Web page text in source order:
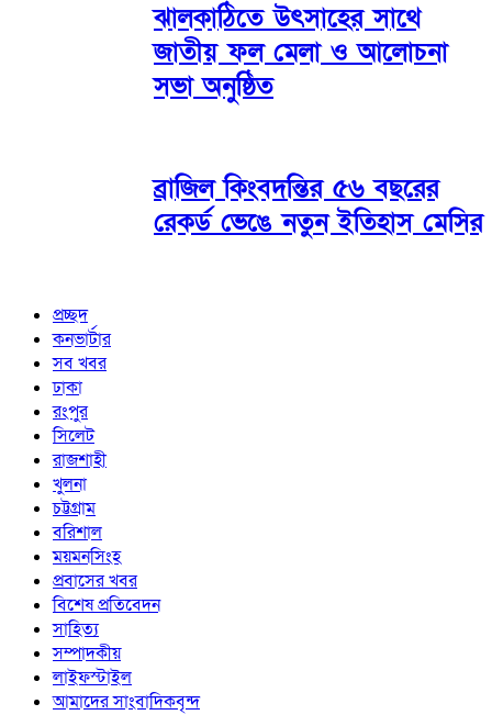
ঝালকাঠিতে উৎসাহের সাথে
জাতীয় ফল মেলা ও আলোচনা
সভা অনুষ্ঠিত
ব্রাজিল কিংবদন্তির ৫৬ বছরের
রেকর্ড ভেঙে নতুন ইতিহাস মেসির
প্রচ্ছদ
কনভার্টার
সব খবর
ঢাকা
রংপুর
সিলেট
রাজশাহী
খুলনা
চট্টগ্রাম
বরিশাল
ময়মনসিংহ
প্রবাসের খবর
বিশেষ প্রতিবেদন
সাহিত্য
সম্পাদকীয়
লাইফস্টাইল
আমাদের সাংবাদিকবৃন্দ